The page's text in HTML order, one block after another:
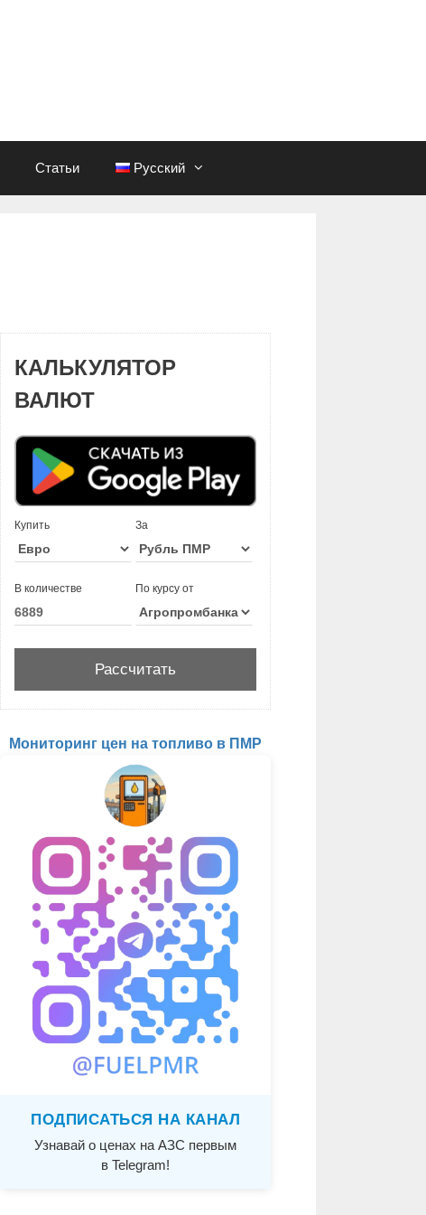
Статьи Русский
КАЛЬКУЛЯТОР
ВАЛЮТ
Купить За
В количестве По курсу от
Мониторинг цен на топливо в ПМР
ПОДПИСАТЬСЯ НА КАНАЛ
Узнавай о ценах на АЗС первым
в Telegram!